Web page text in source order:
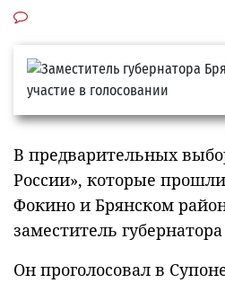
В предварительных
России», которые
Фокино и Брянском
заместитель
Он проголосовал в